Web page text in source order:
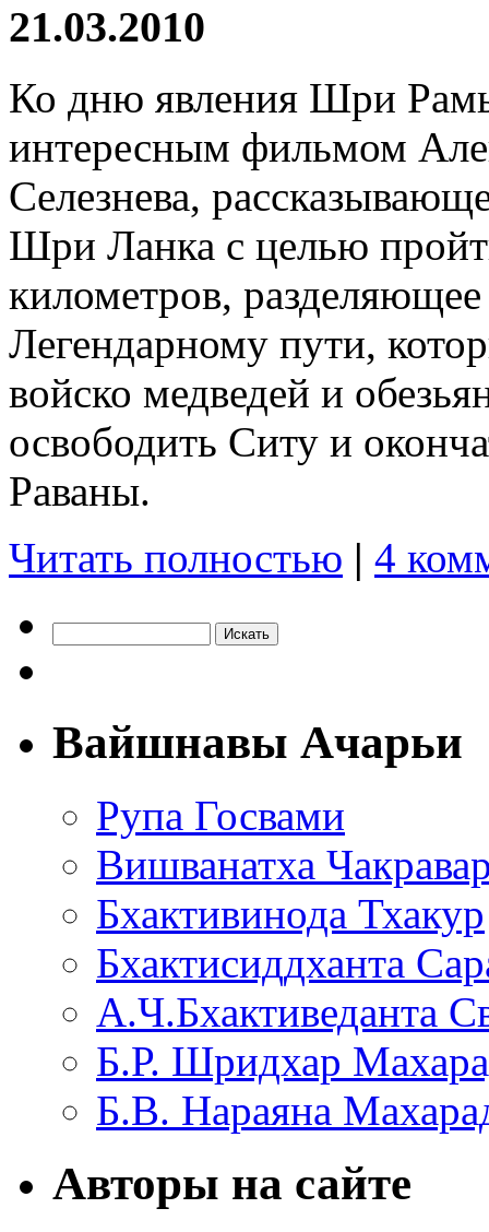
21.03.2010
Ко дню явления Шри
интересным фильмом
Селезнева,
Шри Ланка с целью
километров,
Легендарному пути,
войско медведей и
освободить Ситу и
Раваны.
Читать полностью | 4
Вайшнавы Ачарьи
Рупа Госвами
Вишванатха
Бхактивинода Тхакур
Бхактисиддханта
А.Ч.Бхактиведанта
Б.Р. Шридхар
Б.В. Нараяна
Авторы на сайте